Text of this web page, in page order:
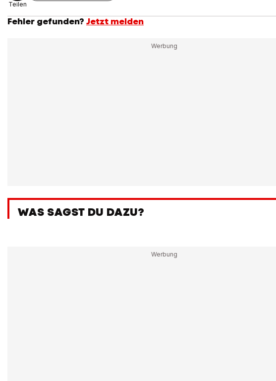
Teilen
Fehler gefunden? Jetzt melden
WAS SAGST DU DAZU?